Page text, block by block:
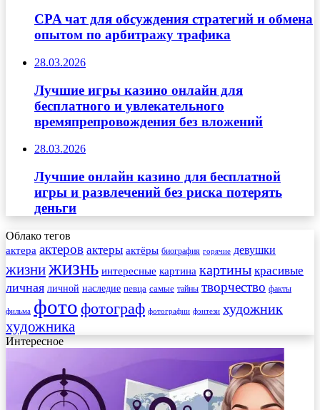
CPA чат для обсуждения стратегий и обмена
опытом по арбитражу трафика
28.03.2026
Лучшие игры казино онлайн для
бесплатного и увлекательного
времяпрепровождения без вложений
28.03.2026
Лучшие онлайн казино для бесплатной
игры и развлечений без риска потерять
деньги
Облако тегов
актера актеров актеры актёры биография горячие девушки
жизнижизнь интересные картина картины красивые
личная личной наследие певца самые тайны творчество факты
фильма фото фотограф фотографии фэнтези художник
художника
Интересное